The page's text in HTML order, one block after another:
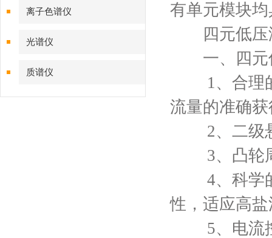
有单元模块
四元低压液
一、四元
1、合理的
流量的准确
2、二级悬
3、凸轮周
4、科学的
性，适应高
5、电流控
离子色谱仪
光谱仪
质谱仪